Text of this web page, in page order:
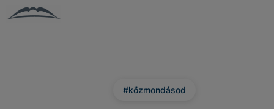
#közmondásod